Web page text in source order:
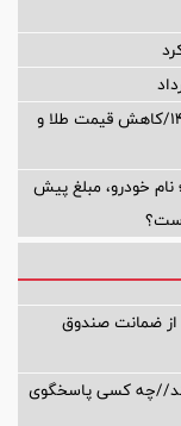
قیمت طلا و سکه امروز چهارشنبه ۱۴ مرداد ۱۴۰۵/کاهش قیمت طلا و
خودرو، مبلغ پیش
ضمانت صندوق
چه کسی پاسخگوی